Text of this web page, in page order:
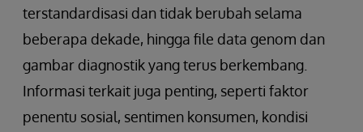
terstandardisasi dan tidak berubah selama
beberapa dekade, hingga file data genom dan
gambar diagnostik yang terus berkembang.
Informasi terkait juga penting, seperti faktor
penentu sosial, sentimen konsumen, kondisi